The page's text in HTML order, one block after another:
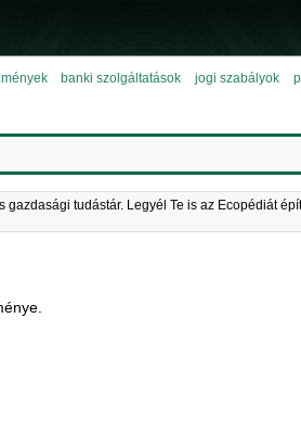
banki szolgáltatások jogi szabályok
tudástár. Legyél Te is az Ecopédiát